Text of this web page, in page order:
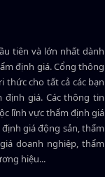
tiên và lớn nhất dành
định giá. Cổng thông
cho tất cả các bạn
giá. Các thông tin
lĩnh vực thẩm định giá
giá động sản, thẩm
doanh nghiệp, thẩm
hiệu...